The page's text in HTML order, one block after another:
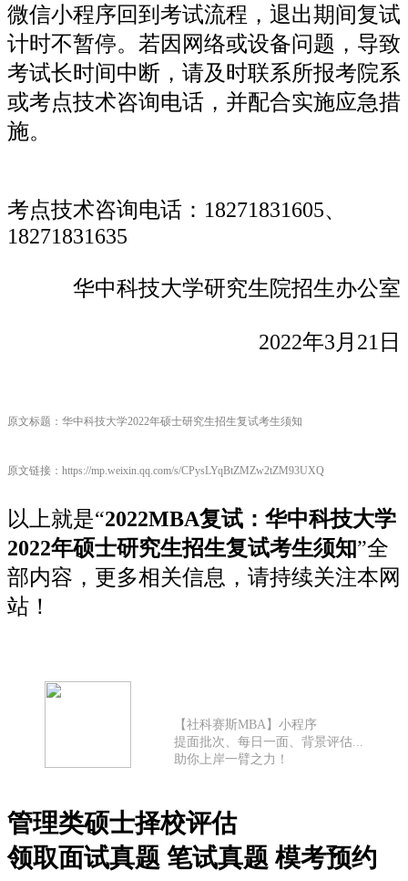
微信小程序回到考试流程，退出期间复试
计时不暂停。若因网络或设备问题，导致
考试长时间中断，请及时联系所报考院系
或考点技术咨询电话，并配合实施应急措
施。
考点技术咨询电话：18271831605、
18271831635
华中科技大学研究生院招生办公室
2022年3月21日
原文标题：华中科技大学2022年硕士研究生招生复试考生须知
原文链接：https://mp.weixin.qq.com/s/CPysLYqBtZMZw2tZM93UXQ
以上就是“2022MBA复试：华中科技大学
2022年硕士研究生招生复试考生须知”全
部内容，更多相关信息，请持续关注本网
站！
【社科赛斯MBA】小程序
提面批次、每日一面、背景评估...
助你上岸一臂之力！
管理类硕士择校评估
领取面试真题 笔试真题 模考预约